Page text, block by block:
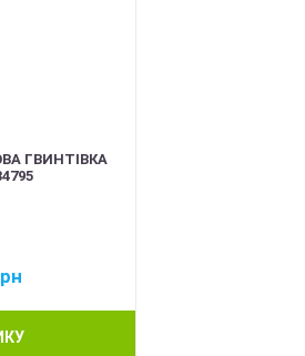
ГВИНТІВКА